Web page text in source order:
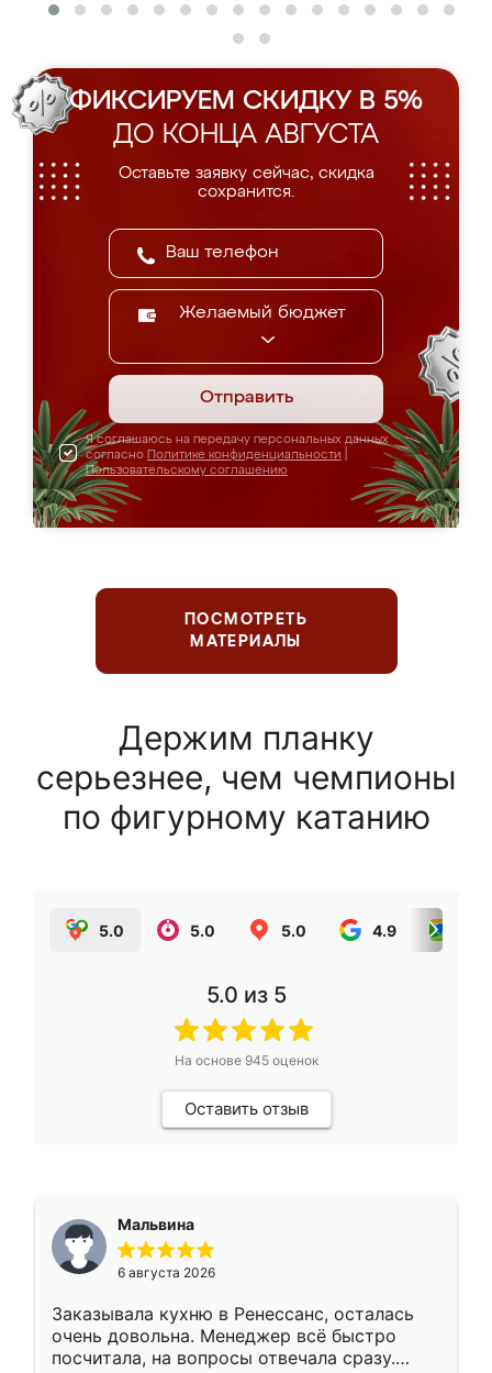
ФИКСИРУЕМ СКИДКУ В 5%
ДО КОНЦА АВГУСТА
Оставьте заявку сейчас, скидка
сохранится.
Желаемый бюджет
Отправить
Я соглашаюсь на передачу персональных данных
согласно Политике конфиденциальности
Пользовательскому соглашению
ПОСМОТРЕТЬ
МАТЕРИАЛЫ
Держим планку
серьезнее, чем чемпионы
по фигурному катанию
5.0 5.0 5.0 4.9
5.0 из 5
На основе 945оценок
Оставить отзыв
Мальвина
6 августа 2026
Заказывала кухню в Ренессанс, осталась
очень довольна. Менеджер всё быстро
посчитала, на вопросы отвечала сразу.